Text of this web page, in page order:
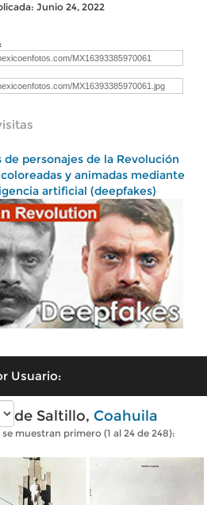
Junio 24, 2022
de personajes de la Revolución
y animadas mediante
artificial (deepfakes)
Usuario:
de Saltillo, Coahuila
muestran primero (1 al 24 de 248):